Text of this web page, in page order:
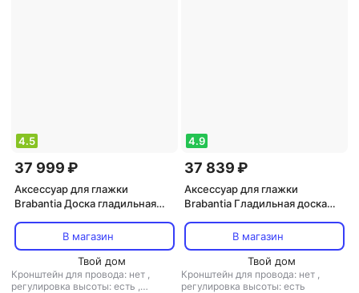
4.5
37 999 ₽
Аксессуар для глажки
Brabantia Доска гладильная
В магазин
Твой дом
Кронштейн для провода: нет ,
регулировка высоты: есть ,
4.9
37 839 ₽
Аксессуар для глажки
Brabantia Гладильная доска
В магазин
Твой дом
Кронштейн для провода: нет ,
регулировка высоты: есть